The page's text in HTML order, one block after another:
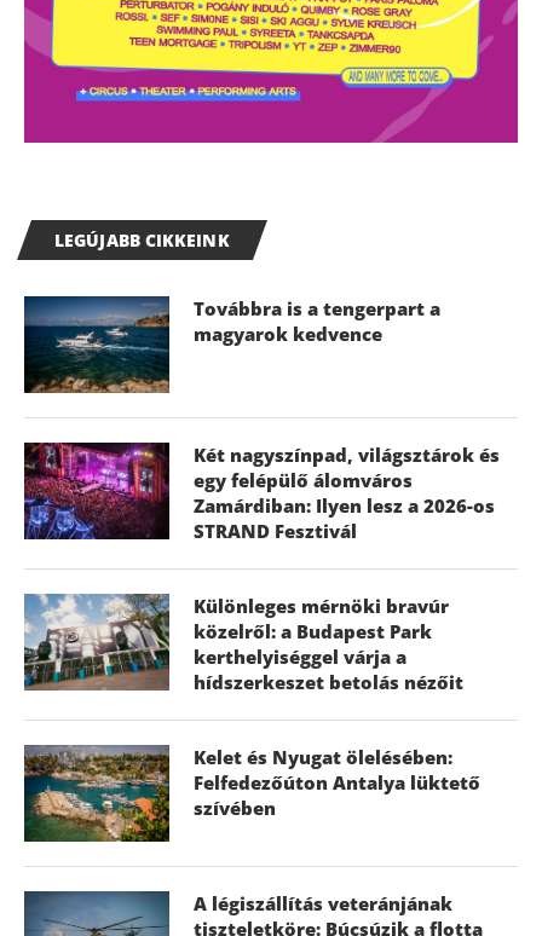
LEGÚJABB CIKKEINK
Továbbra is a tengerpart a
magyarok kedvence
Két nagyszínpad, világsztárok és
egy felépülő álomváros
Zamárdiban: Ilyen lesz a 2026-os
STRAND Fesztivál
Különleges mérnöki bravúr
közelről: a Budapest Park
kerthelyiséggel várja a
hídszerkeszet betolás nézőit
Kelet és Nyugat ölelésében:
Felfedezőúton Antalya lüktető
szívében
A légiszállítás veteránjának
tiszteletköre: Búcsúzik a flotta